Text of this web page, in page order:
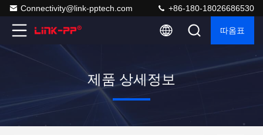
Connectivity@link-pptech.com +86-180-18026686530
따옴표
제품 상세정보